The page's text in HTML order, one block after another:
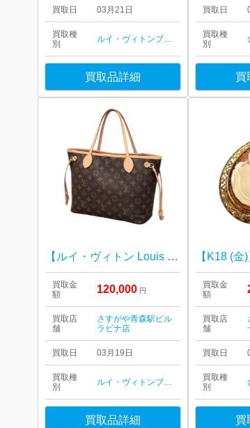
買取日 03月21日
買取種
別
ルイ・ヴィトンブランド品
買取品詳細
買取日
買取種
別
買
【ルイ・ヴィトン Louis Vuitton 】ネヴァーフル・モノグラム・キャンバス・レディース・ブランド
買取金
額
120,000 円
買取店
舗
さすがや青森駅ビル
ラビナ店
買取日 03月19日
買取種
別
ルイ・ヴィトンブランド品
買取品詳細
買取金
額
買取店
舗
買取日
買取種
別
買